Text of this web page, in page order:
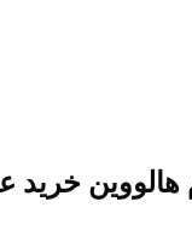
هالووین